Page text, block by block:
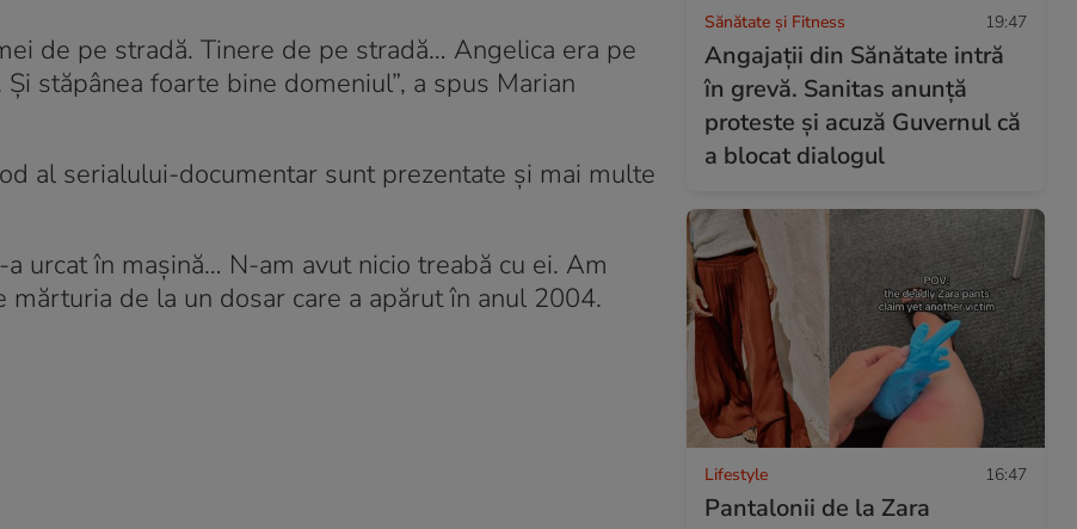
de pe stradă. Tinere de pe stradă… Angelica era pe
stăpânea foarte bine domeniul”, a spus Marian
al serialului-documentar sunt prezentate și mai multe
urcat în mașină… N-am avut nicio treabă cu ei. Am
mărturia de la un dosar care a apărut în anul 2004.
Sănătate și Fitness 19:47
Angajații din Sănătate intră
în grevă. Sanitas anunță
proteste și acuză Guvernul că
a blocat dialogul
Lifestyle 16:47
Pantalonii de la Zara